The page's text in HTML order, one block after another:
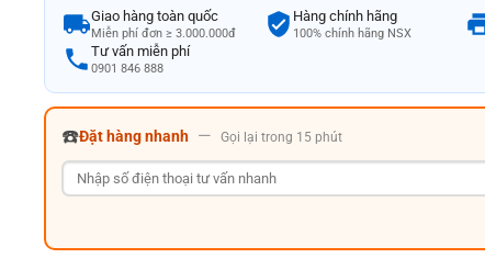
Giao hàng toàn quốc
Miễn phí đơn ≥ 3.000.000đ
Hàng chính hãng
100% chính hãng NSX
Tư vấn miễn phí
0901 846 888
☎️Đặt hàng nhanh — Gọi lại trong 15 phút